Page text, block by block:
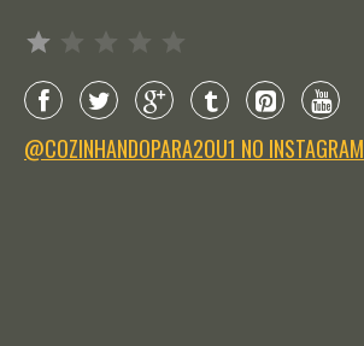
@COZINHANDOPARA2OU1 NO INSTAGRAM